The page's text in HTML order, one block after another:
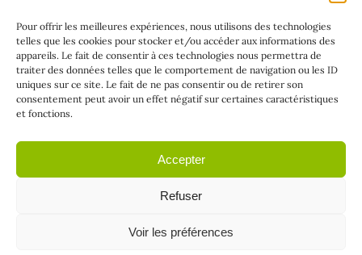
Pour offrir les meilleures expériences, nous utilisons des technologies
telles que les cookies pour stocker et/ou accéder aux informations des
appareils. Le fait de consentir à ces technologies nous permettra de
traiter des données telles que le comportement de navigation ou les ID
uniques sur ce site. Le fait de ne pas consentir ou de retirer son
consentement peut avoir un effet négatif sur certaines caractéristiques
et fonctions.
Accepter
Refuser
Voir les préférences
TVA BE1005.403.416
© 2026 Push Digi – Ko-Ordinate SRL. Tous droits